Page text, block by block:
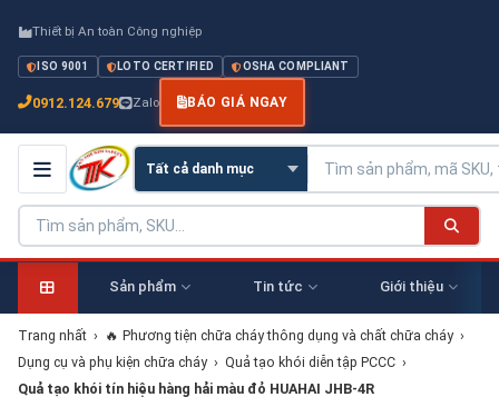
Thiết bị An toàn Công nghiệp
ISO 9001 LOTO CERTIFIED OSHA COMPLIANT
0912.124.679 Zalo BÁO GIÁ NGAY
Sản phẩm Tin tức Giới thiệu
Trang nhất › 🔥 Phương tiện chữa cháy thông dụng và chất chữa cháy ›
Dụng cụ và phụ kiện chữa cháy › Quả tạo khói diễn tập PCCC ›
Quả tạo khói tín hiệu hàng hải màu đỏ HUAHAI JHB-4R